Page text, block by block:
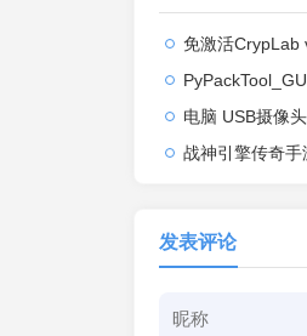
免激活CrypLab v2.0加
电脑 USB摄像
战神引擎传奇手游【大唐冰雪完整版裤
发表评论